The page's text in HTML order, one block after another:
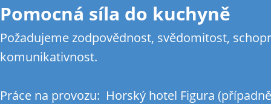
Pomocná síla do kuchyně
Požadujeme zodpovědnost, svědomitost,
komunikativnost.
Práce na provozu: Horský hotel Figura